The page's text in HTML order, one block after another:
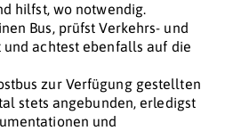
hilfst, wo notwendig.
Bus, prüfst Verkehrs- und
und achtest ebenfalls auf die
zur Verfügung gestellten
stets angebunden, erledigst
und